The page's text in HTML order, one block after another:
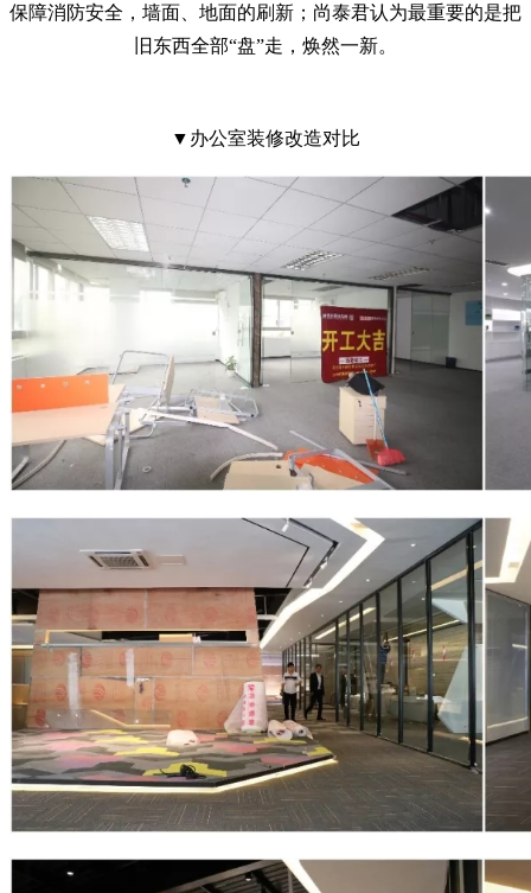
保障消防安全，墙面、地面的刷新；尚泰君认为最重要的是把
旧东西全部“盘”走，焕然一新。
▼办公室装修改造对比